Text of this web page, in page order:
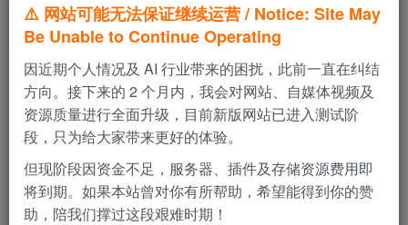
H5GG
数值调整插件
支持系统
iOS
版本
通用版
453 KB
3850 2
⚠️ 网站可能无法保证继续运营 / Notice: Site May
Be Unable to Continue Operating
因近期个人情况及 AI 行业带来的困扰，此前一直在纠结
方向。接下来的 2 个月内，我会对网站、自媒体视频及
资源质量进行全面升级，目前新版网站已进入测试阶
段，只为给大家带来更好的体验。
但现阶段因资金不足，服务器、插件及存储资源费用即
将到期。如果本站曾对你有所帮助，希望能得到你的赞
助，陪我们撑过这段艰难时期！